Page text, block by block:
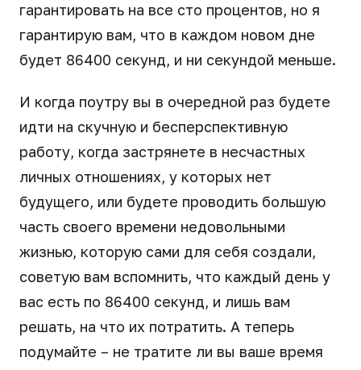
гарантировать на все сто процентов, но я
гарантирую вам, что в каждом новом дне
будет 86400 секунд, и ни секундой меньше.
И когда поутру вы в очередной раз будете
идти на скучную и бесперспективную
работу, когда застрянете в несчастных
личных отношениях, у которых нет
будущего, или будете проводить большую
часть своего времени недовольными
жизнью, которую сами для себя создали,
советую вам вспомнить, что каждый день у
вас есть по 86400 секунд, и лишь вам
решать, на что их потратить. А теперь
подумайте – не тратите ли вы ваше время